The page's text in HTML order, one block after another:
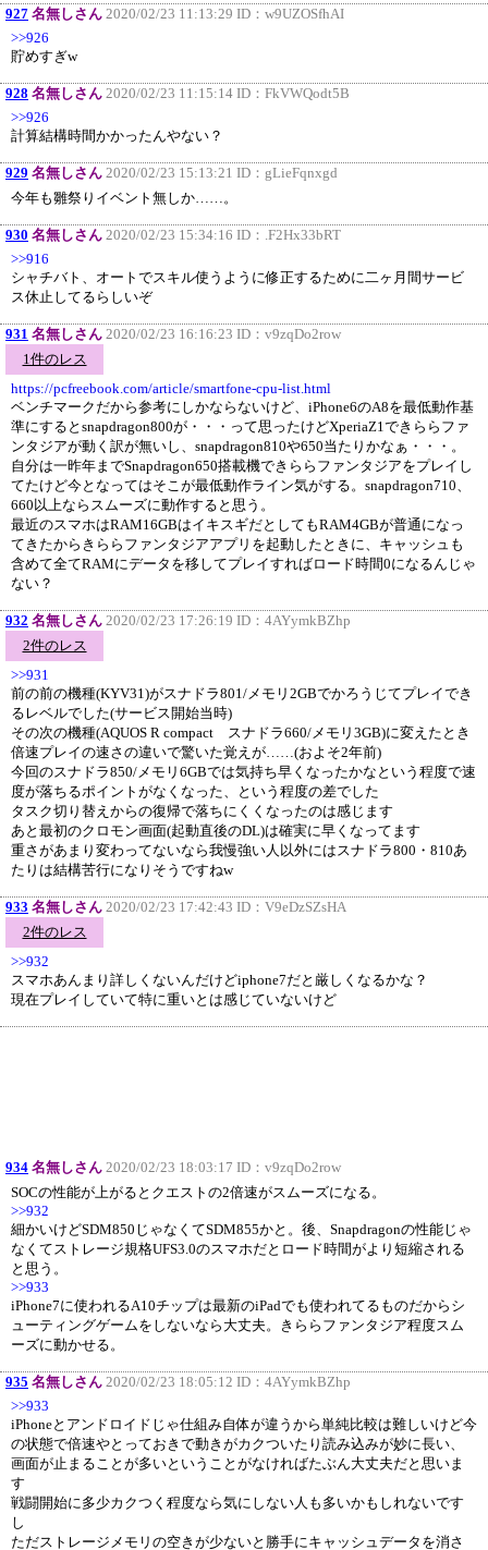
927 名無しさん 2020/02/23 11:13:29 ID： w9UZOSfhAI
>>926
貯めすぎw
928 名無しさん 2020/02/23 11:15:14 ID： FkVWQodt5B
>>926
計算結構時間かかったんやない？
929 名無しさん 2020/02/23 15:13:21 ID： gLieFqnxgd
今年も雛祭りイベント無しか……。
930 名無しさん 2020/02/23 15:34:16 ID： .F2Hx33bRT
>>916
シャチバト、オートでスキル使うように修正するために二ヶ月間サービ
ス休止してるらしいぞ
931 名無しさん 2020/02/23 16:16:23 ID： v9zqDo2row
1件のレス
https://pcfreebook.com/article/smartfone-cpu-list.html
ベンチマークだから参考にしかならないけど、iPhone6のA8を最低動作基
準にするとsnapdragon800が・・・って思ったけどXperiaZ1できららファ
ンタジアが動く訳が無いし、snapdragon810や650当たりかなぁ・・・。
自分は一昨年までSnapdragon650搭載機できららファンタジアをプレイし
てたけど今となってはそこが最低動作ライン気がする。snapdragon710、
660以上ならスムーズに動作すると思う。
最近のスマホはRAM16GBはイキスギだとしてもRAM4GBが普通になっ
てきたからきららファンタジアアプリを起動したときに、キャッシュも
含めて全てRAMにデータを移してプレイすればロード時間0になるんじゃ
ない？
932 名無しさん 2020/02/23 17:26:19 ID： 4AYymkBZhp
2件のレス
>>931
前の前の機種(KYV31)がスナドラ801/メモリ2GBでかろうじてプレイでき
るレベルでした(サービス開始当時)
その次の機種(AQUOS R compact スナドラ660/メモリ3GB)に変えたとき
倍速プレイの速さの違いで驚いた覚えが……(およそ2年前)
今回のスナドラ850/メモリ6GBでは気持ち早くなったかなという程度で速
度が落ちるポイントがなくなった、という程度の差でした
タスク切り替えからの復帰で落ちにくくなったのは感じます
あと最初のクロモン画面(起動直後のDL)は確実に早くなってます
重さがあまり変わってないなら我慢強い人以外にはスナドラ800・810あ
たりは結構苦行になりそうですねw
933 名無しさん 2020/02/23 17:42:43 ID： V9eDzSZsHA
2件のレス
>>932
スマホあんまり詳しくないんだけどiphone7だと厳しくなるかな？
現在プレイしていて特に重いとは感じていないけど
934 名無しさん 2020/02/23 18:03:17 ID： v9zqDo2row
SOCの性能が上がるとクエストの2倍速がスムーズになる。
>>932
細かいけどSDM850じゃなくてSDM855かと。後、Snapdragonの性能じゃ
なくてストレージ規格UFS3.0のスマホだとロード時間がより短縮される
と思う。
>>933
iPhone7に使われるA10チップは最新のiPadでも使われてるものだからシ
ューティングゲームをしないなら大丈夫。きららファンタジア程度スム
ーズに動かせる。
935 名無しさん 2020/02/23 18:05:12 ID： 4AYymkBZhp
>>933
iPhoneとアンドロイドじゃ仕組み自体が違うから単純比較は難しいけど今
の状態で倍速やとっておきで動きがカクついたり読み込みが妙に長い、
画面が止まることが多いということがなければたぶん大丈夫だと思いま
す
戦闘開始に多少カクつく程度なら気にしない人も多いかもしれないです
し
ただストレージメモリの空きが少ないと勝手にキャッシュデータを消さ